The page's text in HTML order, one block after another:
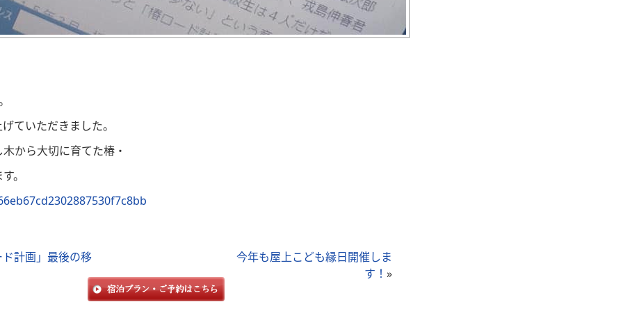
ていただきました。
から大切に育てた椿 ・
。
計画」最後の移
今年も屋上こども縁日開催しま
す！ »